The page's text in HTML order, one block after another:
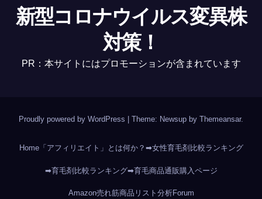
新型コロナウイルス変異株
対策！
PR：本サイトにはプロモーションが含まれています
Proudly powered by WordPress Theme: Newsup by Themeansar.
Home「アフィリエイト」とは何か？ ➡女性育毛剤比較ランキング
➡育毛剤比較ランキング➡育毛商品通販購入ページ
Amazon売れ筋商品リスト分析Forum